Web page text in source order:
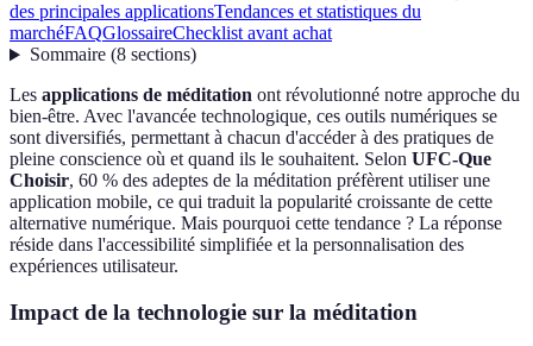
des principales applicationsTendances et statistiques du
marchéFAQGlossaireChecklist avant achat
Sommaire(8 sections)
Les applications de méditation ont révolutionné notre approche du
bien-être. Avec l'avancée technologique, ces outils numériques se
sont diversifiés, permettant à chacun d'accéder à des pratiques de
pleine conscience où et quand ils le souhaitent. Selon UFC-Que
Choisir, 60 % des adeptes de la méditation préfèrent utiliser une
application mobile, ce qui traduit la popularité croissante de cette
alternative numérique. Mais pourquoi cette tendance ? La réponse
réside dans l'accessibilité simplifiée et la personnalisation des
expériences utilisateur.
Impact de la technologie sur la méditation